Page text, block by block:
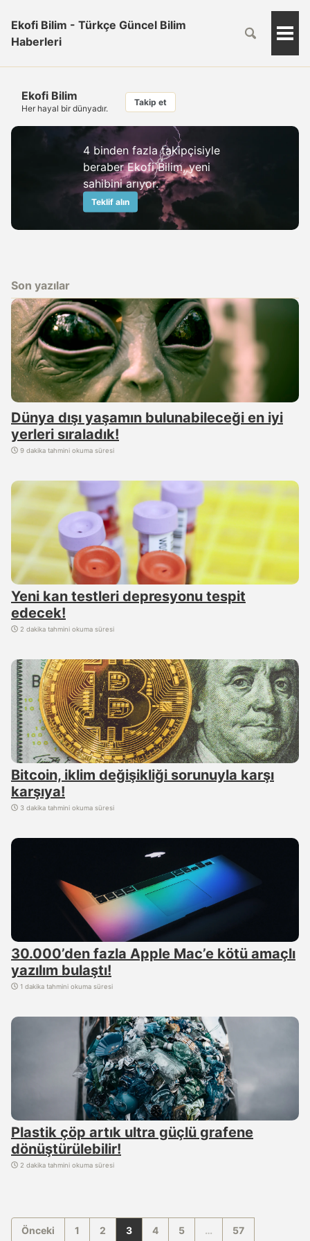
Ekofi Bilim - Türkçe Güncel Bilim
Haberleri
Ekofi Bilim
Her hayal bir dünyadır.
Takip et
4 binden fazla takipçisiyle
beraber Ekofi Bilim, yeni
sahibini arıyor.
Teklif alın
Son yazılar
Dünya dışı yaşamın bulunabileceği en iyi
yerleri sıraladık!
9 dakika tahmini okuma süresi
Yeni kan testleri depresyonu tespit
edecek!
2 dakika tahmini okuma süresi
Bitcoin, iklim değişikliği sorunuyla karşı
karşıya!
3 dakika tahmini okuma süresi
30.000’den fazla Apple Mac’e kötü amaçlı
yazılım bulaştı!
1 dakika tahmini okuma süresi
Plastik çöp artık ultra güçlü grafene
dönüştürülebilir!
2 dakika tahmini okuma süresi
Önceki 1 2 3 4 5 … 57